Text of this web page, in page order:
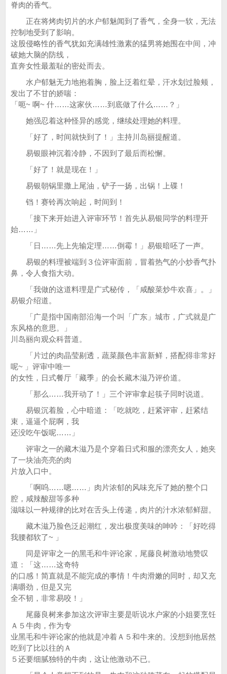
脊肉的香气。
正在将烤肉切片的水户郁魅闻到了香气，全身一软，无法
控制地受到了影响。
这股侵略性的香气犹如充满雄性激素的猛男将她围在中间，冲
破她大脑的防线，
直奔女性最羞耻的密处而去。
水户郁魅无力地抱着胸，脸上泛着红晕，汗水划过脸颊，
发出了不甘的娇喘：
「呃~ 啊~ 什……这家伙……到底做了什么……？」
她强忍着这种怪异的感觉，继续处理她的料理。
「好了，时间就快到了！」主持川岛丽提醒道。
易银眼神沉着冷静，不因到了最后而松懈。
「好了！就是现在！」
易银朝锅里撒上尾油，铲子一扬，出锅！上碟！
铛！赛铃再次响起，时间到！
「接下来开始进入评审环节！首先从易银同学的料理开
始……」
「日……先上先输定理……倒霉！」易银暗呸了一声。
易银的料理被端到３位评审面前，冒着热气的小炒香气扑
鼻，令人食指大动。
「我做的这道料理是广式秘传，「咸酸菜炒牛欢喜」。」
易银介绍道。
「广是指中国南部沿海一个叫「广东」城市，广式就是广
东风格的意思。」
川岛丽向观众科普道。
「片过的肉晶莹剔透，蔬菜颜色丰富新鲜，搭配得非常好
呢~ 」评审中唯一
的女性，日式餐厅「藏季」的会长藏木滋乃评价道。
「那么……我开动了！」三个评审拿起筷子同时说道。
易银沉着脸，心中暗道：「吃就吃，赶紧评审，赶紧结
束，逼逼个屁啊，我
还没吃午饭呢……」
评审之一的藏木滋乃是个穿着日式和服的漂亮女人，她夹
了一块油亮亮的肉
片放入口中。
「啊呜……嗯……」肉片浓郁的风味充斥了她的整个口
腔，咸辣酸甜等多种
滋味以一种规律的比对在舌头上传递，肉片的汁水浓郁鲜甜。
藏木滋乃脸色泛起潮红，发出极度美味的呻吟：「好吃得
我腰都软了~ 」
同是评审之一的黑毛和牛评论家，尾藤良树激动地赞叹
道：「这……这奇特
的口感！简直就是不能完成的事情！牛肉滑嫩的同时，却又充
满嚼劲，但是又完
全不韧，非常易咬！」
尾藤良树来参加这次评审主要是听说水户家的小姐要烹饪
Ａ５牛肉，作为专
业黑毛和牛评论家的他就是冲着Ａ５和牛来的。没想到他居然
吃到了比以往的Ａ
５还要细腻独特的牛肉，这让他激动不已。